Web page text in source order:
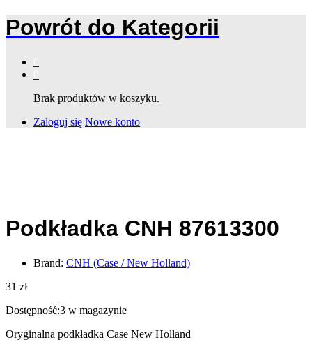
Powrót do Kategorii
Brak produktów w koszyku.
Zaloguj się Nowe konto
Podkładka CNH 87613300
Brand: CNH (Case / New Holland)
31 zł
Dostępność:3 w magazynie
Oryginalna podkładka Case New Holland